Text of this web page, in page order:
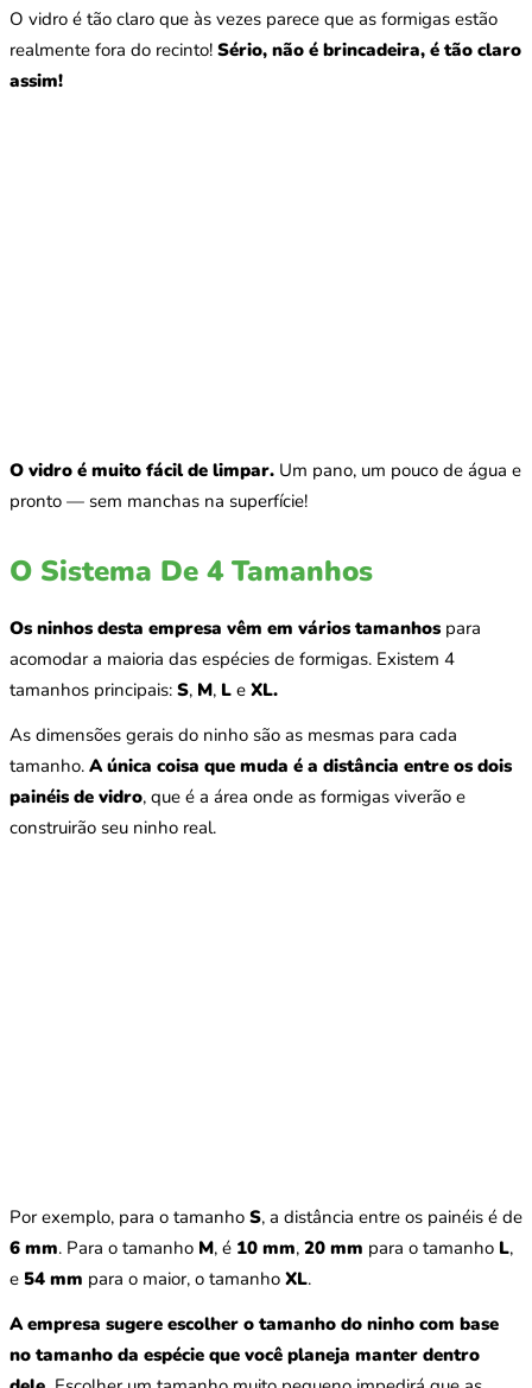
O vidro é tão claro que às vezes parece que as formigas estão
realmente fora do recinto! Sério, não é brincadeira, é tão claro
assim!
O vidro é muito fácil de limpar. Um pano, um pouco de água e
pronto — sem manchas na superfície!
O Sistema De 4 Tamanhos
Os ninhos desta empresa vêm em vários tamanhos para
acomodar a maioria das espécies de formigas. Existem 4
tamanhos principais: S, M, L e XL.
As dimensões gerais do ninho são as mesmas para cada
tamanho. A única coisa que muda é a distância entre os dois
painéis de vidro, que é a área onde as formigas viverão e
construirão seu ninho real.
Por exemplo, para o tamanho S, a distância entre os painéis é de
6 mm. Para o tamanho M, é 10 mm, 20 mm para o tamanho L,
e 54 mm para o maior, o tamanho XL.
A empresa sugere escolher o tamanho do ninho com base
no tamanho da espécie que você planeja manter dentro